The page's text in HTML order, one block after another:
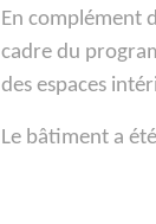
En complément
cadre du
des espaces
Le bâtiment a